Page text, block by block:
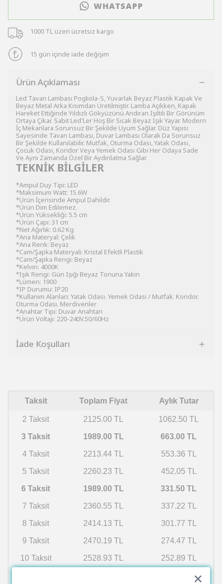
WHATSAPP
1000 TL üzeri ücretsiz kargo
15 gün içinde iade değişim
Ürün Açıklaması
Led Tavan Lambası Poglıola-S, Yuvarlak Beyaz Plastik Kapak Ve
Beyaz Metal Arka Kısımdan Üretilmiştir. Lamba Açıkken, Kapak
Hareket Ettiğinde Yıldızlı Gökyüzünü Andıran Işıltılı Bir Görünüm
Ortaya Çıkar. Sabit Led'Ler Hoş Bir Sıcak Beyaz Işık Yayar. Modern
İç Mekanlara Sorunsuz Bir Şekilde Uyum Sağlar. Düz Yapısı
Sayesinde Tavan Lambası, Duvar Lambası Olarak Da Sorunsuz
Bir Şekilde Kullanılabilir. Mutfak, Oturma Odası, Yatak Odası,
Çocuk Odası, Koridor Veya Yemek Odası Gibi Her Odaya Sade
Ve Aynı Zamanda Özel Bir Aydınlatma Sağlar.
TEKNİK BİLGİLER
*Ampul Duy Tipi: LED
*Maksimum Watt: 15.6W
*Ürün İçerisinde Ampul Dahildir.
*Ürün Dim Edilemez.
*Ürün Yüksekliği: 5.5 cm
*Ürün Çapı: 31 cm
*Net Ağırlık: 0.62 Kg
*Ana Materyal: Çelik
*Ana Renk: Beyaz
*Cam/Şapka Materyali: Kristal Efektli Plastik
*Cam/Şapka Rengi: Beyaz
*Kelvın: 4000K
*Işık Rengi: Gün Işığı Beyaz Tonuna Yakın
*Lümen: 1900
*IP Durumu: IP20
*Kullanım Alanları: Yatak Odası. Yemek Odası / Mutfak. Koridor.
Oturma Odası. Merdivenler
*Anahtar Tipi: Duvar Anahtarı
*Ürün Voltajı: 220-240V.50/60Hz
İade Koşulları
Taksit Toplam Fiyat Aylık Tutar
2 Taksit 2125.00 TL 1062.50 TL
3 Taksit 1989.00 TL 663.00 TL
4 Taksit 2213.44 TL 553.36 TL
5 Taksit 2260.23 TL 452.05 TL
6 Taksit 1989.00 TL 331.50 TL
7 Taksit 2360.55 TL 337.22 TL
8 Taksit 2414.13 TL 301.77 TL
9 Taksit 2470.19 TL 274.47 TL
10 Taksit 2528.93 TL 252.89 TL
235.50 TL